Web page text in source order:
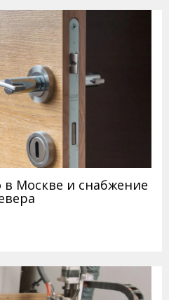
Москве и снабжение